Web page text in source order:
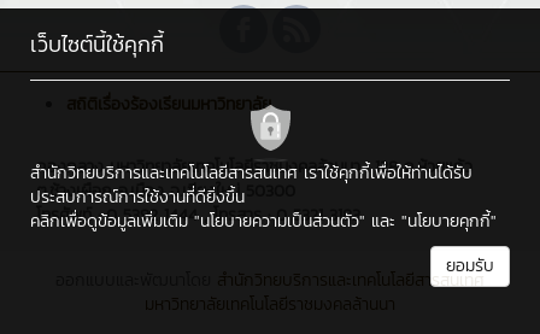
สถิติเรื่องร้องเรียนมหาวิทยาลัย
กองกลาง มหาวิทยาลัยเทคโนโลยีราชมงคลล้านนา : 128 ถ.ห้วยแก้ว
ต.ช้างเผือก อ.เมือง จ.เชียงใหม่ 50300
โทรศัพท์ : 0 5392 1444 , โทรสาร : 0 5321 3183
เว็บไซต์นี้ใช้คุกกี้
สำนักวิทยบริการและเทคโนโลยีสารสนเทศ เราใช้คุกกี้เพื่อให้ท่านได้รับ
ประสบการณ์การใช้งานที่ดียิ่งขึ้น
คลิกเพื่อดูข้อมูลเพิ่มเติม "นโยบายความเป็นส่วนตัว" และ "นโยบายคุกกี้"
ยอมรับ
สำนักวิทยบริการและเทคโนโลยีสารสนเทศ
มหาวิทยาลัยเทคโนโลยีราชมงคลล้านนา